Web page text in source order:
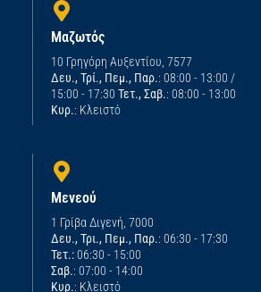
Μαζωτός
10 Γρηγόρη Αυξεντίου, 7577
Δευ., Τρί., Πεμ., Παρ.: 08:00 - 13:00 /
15:00 - 17:30 Τετ., Σαβ.: 08:00 - 13:00
Κυρ.: Κλειστό
Μενεού
1 Γρίβα Διγενή, 7000
Δευ., Τρι., Πεμ., Παρ.: 06:30 - 17:30
Τετ.:06:30 - 15:00
Σαβ.: 07:00 - 14:00
Κυρ.: Κλειστό